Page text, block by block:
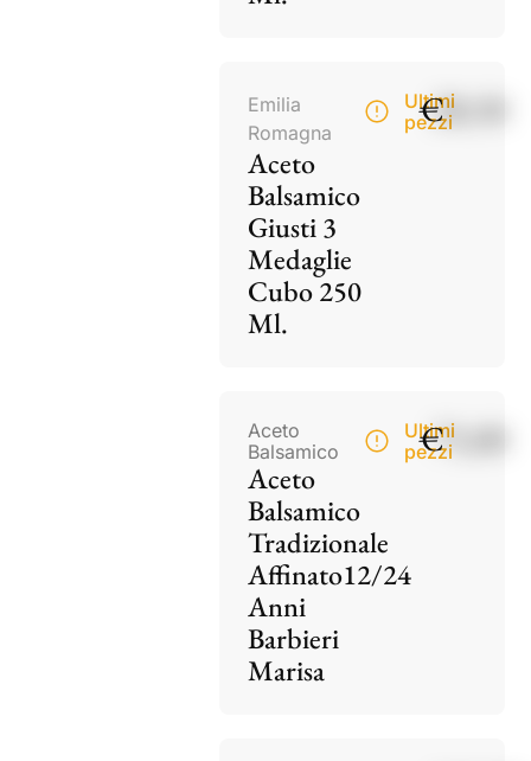
Emilia
Romagna
Aceto
Balsamico
Giusti 3
Medaglie
Cubo 250
Ml.
Ultimi
pezzi
€28,50
Aceto
Balsamico
Aceto
Balsamico
Tradizionale
Affinato12/24
Anni
Barbieri
Marisa
Ultimi
pezzi
€75,00